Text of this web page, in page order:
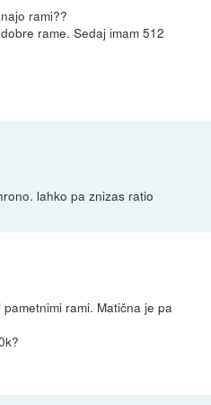
rami??
rame. Sedaj imam 512
lahko pa znizas ratio
rami. Matična je pa